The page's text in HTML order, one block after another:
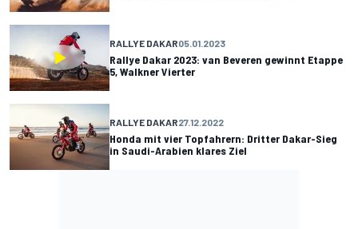
RALLYE DAKAR05.01.2023
Rallye Dakar 2023: van Beveren gewinnt Etappe
5, Walkner Vierter
RALLYE DAKAR27.12.2022
Honda mit vier Topfahrern: Dritter Dakar-Sieg
in Saudi-Arabien klares Ziel